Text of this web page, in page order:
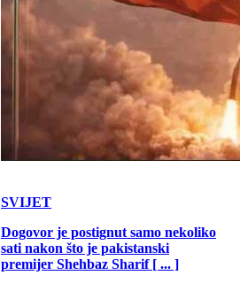
SVIJET
Dogovor je postignut samo nekoliko
sati nakon što je pakistanski
premijer Shehbaz Sharif [ ... ]